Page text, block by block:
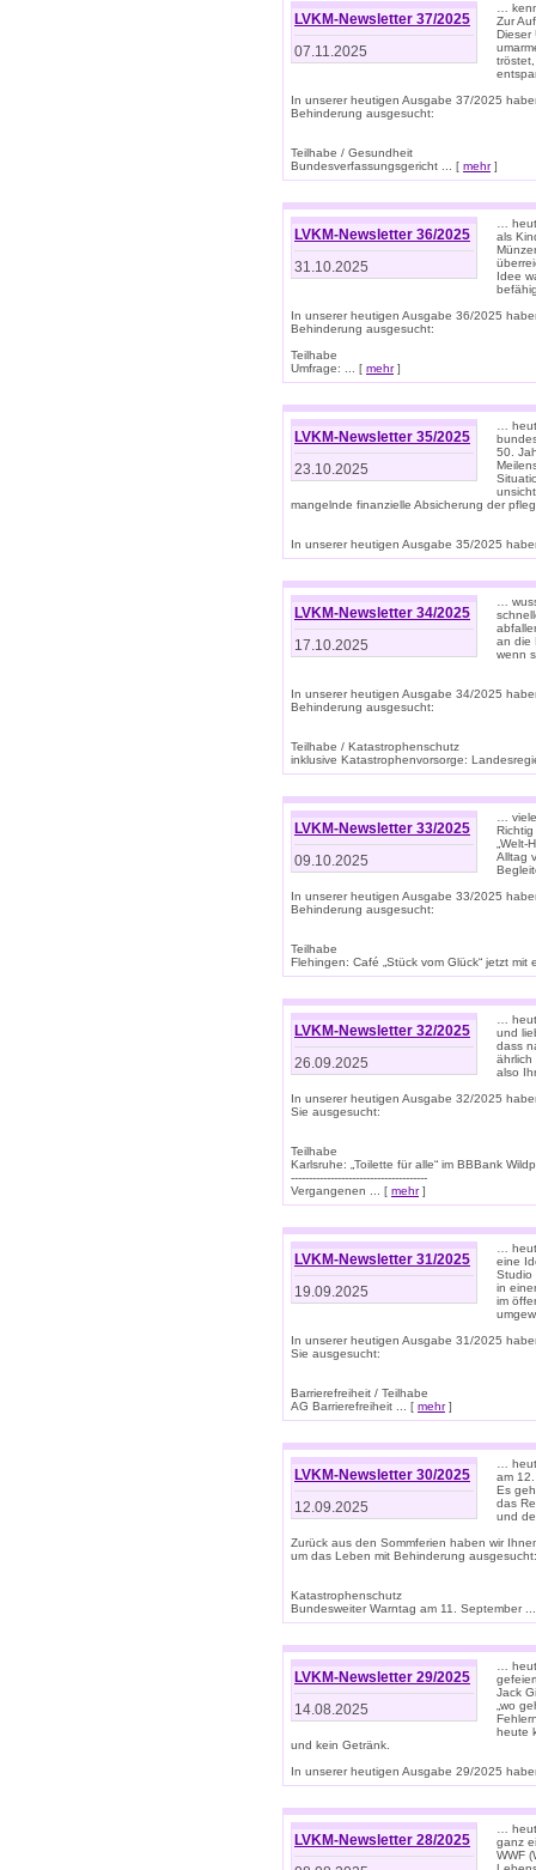
LVKM-Newsletter 37/2025
07.11.2025
…
Zur
Dieser
In unserer heutigen Ausgabe 37/2025
Behinderung ausgesucht:
Teilhabe / Gesundheit
Bundesverfassungsgericht ... [ mehr]
LVKM-Newsletter 36/2025
31.10.2025
…
als
Idee
In unserer heutigen Ausgabe 36/2025
Behinderung ausgesucht:
Teilhabe
Umfrage: ... [ mehr]
LVKM-Newsletter 35/2025
23.10.2025
…
50.
mangelnde finanzielle Absicherung der
In unserer heutigen Ausgabe 35/2025
LVKM-Newsletter 34/2025
17.10.2025
…
an die
wenn
In unserer heutigen Ausgabe 34/2025
Behinderung ausgesucht:
Teilhabe / Katastrophenschutz
inklusive Katastrophenvorsorge:
LVKM-Newsletter 33/2025
09.10.2025
…
Alltag
In unserer heutigen Ausgabe 33/2025
Behinderung ausgesucht:
Teilhabe
Flehingen: Café „Stück vom Glück“ jetzt mit
LVKM-Newsletter 32/2025
26.09.2025
…
und
dass
ährlich
also
In unserer heutigen Ausgabe 32/2025
Sie ausgesucht:
Teilhabe
Karlsruhe: „Toilette für alle“ im BBBank
--------------------------------------
Vergangenen ... [ mehr]
LVKM-Newsletter 31/2025
19.09.2025
…
eine
Studio
in
im
In unserer heutigen Ausgabe 31/2025
Sie ausgesucht:
Barrierefreiheit / Teilhabe
AG Barrierefreiheit ... [ mehr]
LVKM-Newsletter 30/2025
12.09.2025
…
am
Es
das
und
Zurück aus den Sommferien haben wir
um das Leben mit Behinderung ausgesucht:
Katastrophenschutz
Bundesweiter Warntag am 11. September
LVKM-Newsletter 29/2025
14.08.2025
…
Jack
„wo
heute
und kein Getränk.
In unserer heutigen Ausgabe 29/2025
LVKM-Newsletter 28/2025
…
ganz
WWF